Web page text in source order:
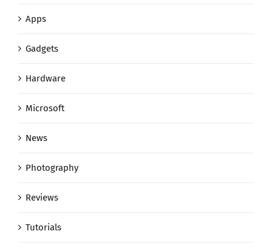
Apps
Gadgets
Hardware
Microsoft
News
Photography
Reviews
Tutorials